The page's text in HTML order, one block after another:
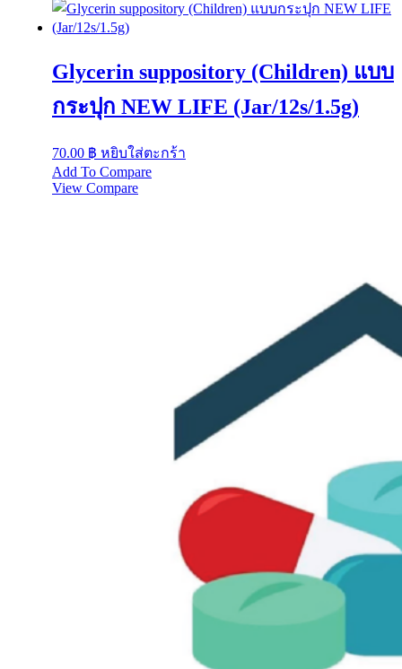
Glycerin suppository (Children) แบบ
กระปุก NEW LIFE (Jar/12s/1.5g)
70.00 ฿ หยิบใส่ตะกร้า
Add To Compare
View Compare